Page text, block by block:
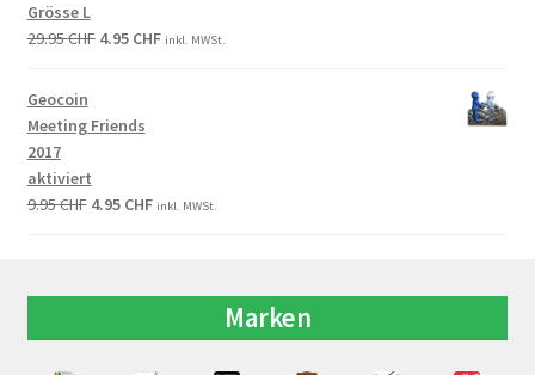
Grösse L
29.95CHF 4.95 CHF inkl. MWSt.
Geocoin
Meeting Friends
2017
aktiviert
9.95CHF 4.95 CHF inkl. MWSt.
Marken